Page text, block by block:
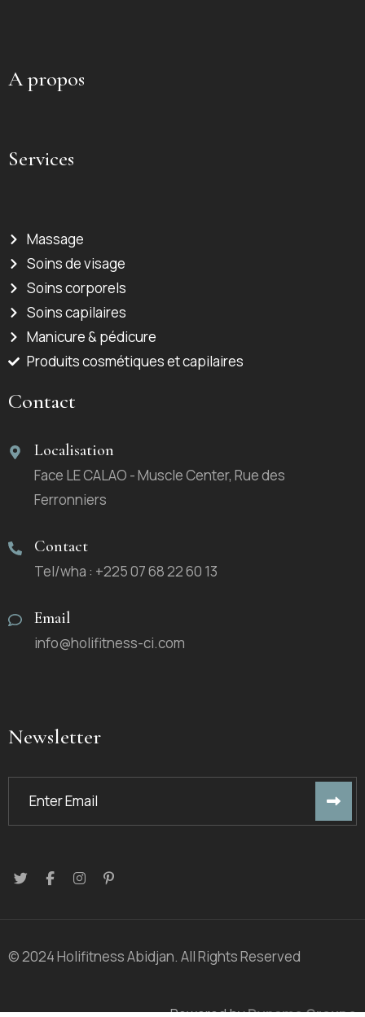
A propos
Services
Massage
Soins de visage
Soins corporels
Soins capilaires
Manicure & pédicure
Produits cosmétiques et capilaires
Contact
Localisation
Face LE CALAO - Muscle Center, Rue des
Ferronniers
Contact
Tel/wha : +225 07 68 22 60 13
Email
info@holifitness-ci.com
Newsletter
© 2024 Holifitness Abidjan. All Rights Reserved